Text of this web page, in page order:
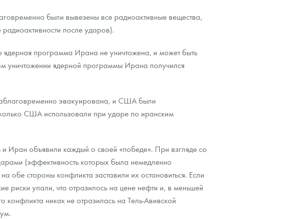
были вывезены все радиоактивные вещества,
после ударов).
программа Ирана не уничтожена, и может быть
ядерной программы Ирана получился
эвакуирована, и США были
США использовали при ударе по иранским
Иран объявили каждый о своей «победе». При взгляде со
(эффективность которых была немедленно
стороны конфликта заставили их остановиться. Если
риски упали, что отразилось на цене нефти и, в меньшей
конфликта никак не отразилась на Тель-Авивской